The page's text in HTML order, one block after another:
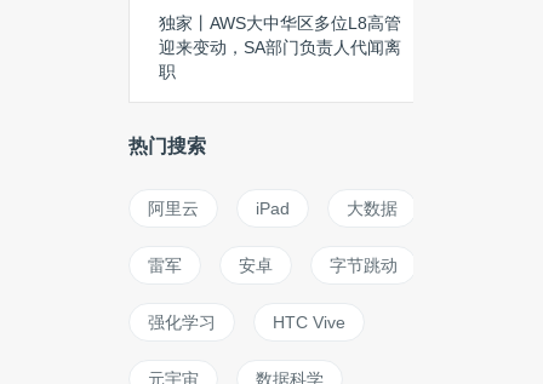
独家丨AWS大中华区多位L8高管
迎来变动，SA部门负责人代闻离
职
热门搜索
阿里云 iPad 大数据
雷军 安卓 字节跳动
强化学习 HTC Vive
元宇宙 数据科学